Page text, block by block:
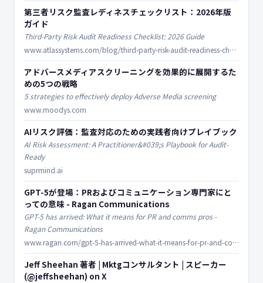
第三者リスク監査レディネスチェックリスト：2026年版
ガイド
Third-Party Risk Audit Readiness Checklist: 2026 Guide
www.atlassystems.com/blog/third-party-risk-audit-readiness-checklist
アドバースメディアスクリーニングを効果的に展開するた
めの5つの戦略
5 strategies to effectively deploy Adverse Media screening
www.moodys.com
AIリスク評価：監査対応のための実践者向けプレイブック
AI Risk Assessment: A Practitioner&#039;s Playbook for Audit-
Ready
suprmind.ai
GPT-5が登場：PRおよびコミュニケーション専門家にと
っての意味 - Ragan Communications
GPT-5 has arrived: What it means for PR and comms pros -
Ragan Communications
www.ragan.com/gpt-5-has-arrived-what-it-means-for-pr-and-comms-pros/
Jeff Sheehan 著者 | Mktgコンサルタント | スピーカー
(@jeffsheehan) on X